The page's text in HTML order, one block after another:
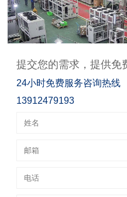
提交您的需求，提供免
24小时免费服务咨询热线
13912479193